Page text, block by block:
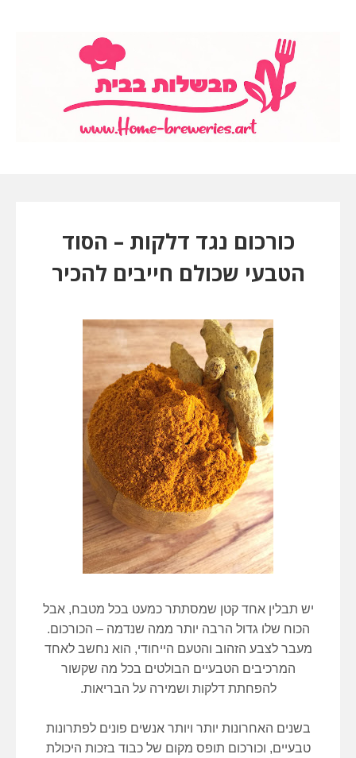
כורכום נגד דלקות – הסוד
הטבעי שכולם חייבים להכיר
יש תבלין אחד קטן שמסתתר כמעט בכל מטבח, אבל
הכוח שלו גדול הרבה יותר ממה שנדמה – הכורכום.
מעבר לצבע הזהוב והטעם הייחודי, הוא נחשב לאחד
המרכיבים הטבעיים הבולטים בכל מה שקשור
להפחתת דלקות ושמירה על הבריאות.
בשנים האחרונות יותר ויותר אנשים פונים לפתרונות
טבעיים, וכורכום תופס מקום של כבוד בזכות היכולת